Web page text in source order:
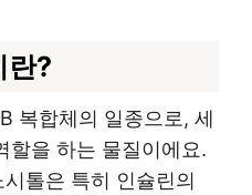
란?
복합체의 일종으로, 세
할을 하는 물질이에요.
톨은 특히 인슐린의